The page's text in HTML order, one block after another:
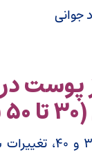
جوانی
پوست در
با ورود به دهه ۳۰ و